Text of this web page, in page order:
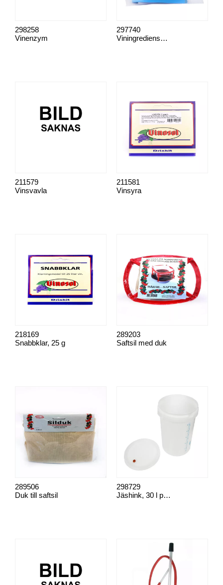
Vinenzym
298258
Viningredienser, komplett
297740
Vinsvavla
211579
Vinsyra
211581
Snabbklar, 25 g
218169
Saftsil med duk
289203
Duk till saftsil
289506
Jäshink, 30 l plast
298729